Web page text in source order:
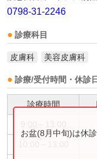
0798-31-2246
診療科目
皮膚科 美容皮膚科
診療/受付時間・休診日
診療時間
お盆(8月中旬)は休